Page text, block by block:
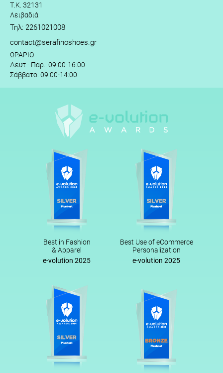
Τ.Κ. 32131
Λειβαδιά
Τηλ: 2261021008
contact@serafinoshoes.gr
ΩΡΑΡΙΟ
Δευτ - Παρ.: 09:00-16:00
Σάββατο: 09:00-14:00
Best in Fashion
& Apparel
e-volution 2025
Best Use of eCommerce
Personalization
e-volution 2025